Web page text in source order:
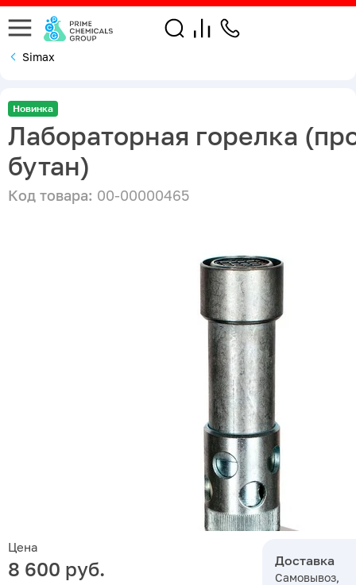
Simax
Новинка
Лабораторная горелка
бутан)
Код товара: 00-00000465
Цена
8 600 руб. Доставка
Самовывоз,